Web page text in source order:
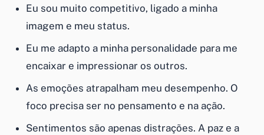
Eu sou muito competitivo, ligado a minha
imagem e meu status.
Eu me adapto a minha personalidade para me
encaixar e impressionar os outros.
As emoções atrapalham meu desempenho. O
foco precisa ser no pensamento e na ação.
Sentimentos são apenas distrações. A paz e a